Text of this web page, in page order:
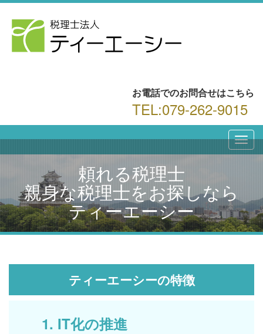
お電話でのお問合せはこちら
TEL:079-262-9015
頼れる税理士
親身な税理士をお探しなら
ティーエーシー
ティーエーシーの特徴
1. IT化の推進